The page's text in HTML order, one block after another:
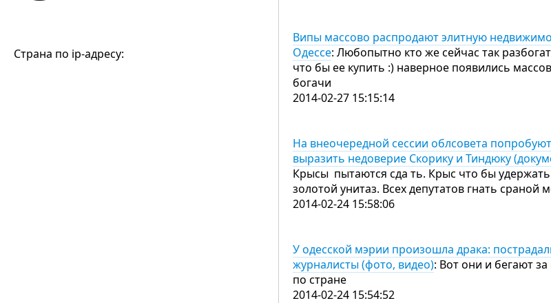
Страна по ip-адресу:
Випы массово распродают элитную
Одессе: Любопытно кто же сейчас так
что бы ее купить :) наверное появились
богачи
2014-02-27 15:15:14
На внеочередной сессии облсовета попробуют
выразить недоверие Скорику и Тиндюку
Крысы пытаются сда ть. Крыс что бы
золотой унитаз. Всех депутатов гнать сраной
2014-02-24 15:58:06
У одесской мэрии произошла драка:
журналисты (фото, видео): Вот они и бегают
по стране
2014-02-24 15:54:52